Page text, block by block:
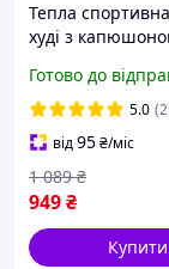
Тепла
худі з
толстовка на
тепла сукня міді
Готово до
5.0
від95₴/міс
949₴
1 089 ₴
Купити